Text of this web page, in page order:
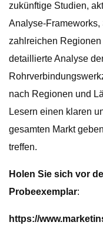
zukünftige Studien,
Analyse-
zahlreichen
detaillierte Analyse
nach Regionen und
Lesern einen klaren
gesamten Markt
treffen.
Holen Sie sich vor
Probeexemplar:
https://